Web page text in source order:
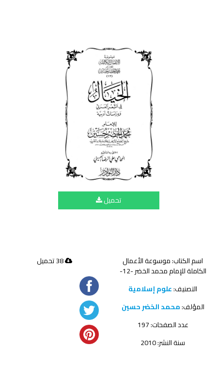
تحميل
اسم الكتاب: موسوعة الأعمال
الكاملة للإمام محمد الخضر -12-
التصنيف:علوم إسلامية
المؤلف:محمد الخضر حسين
عدد الصفحات: 197
سنة النشر: 2010
38 تحميل